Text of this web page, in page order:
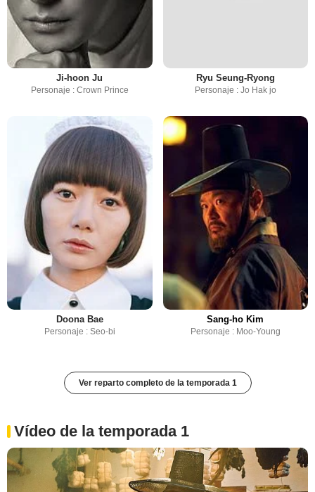
Ji-hoon Ju
Personaje : Crown Prince
Ryu Seung-Ryong
Personaje : Jo Hak jo
Doona Bae
Personaje : Seo-bi
Sang-ho Kim
Personaje : Moo-Young
Ver reparto completo de la temporada 1
Vídeo de la temporada 1